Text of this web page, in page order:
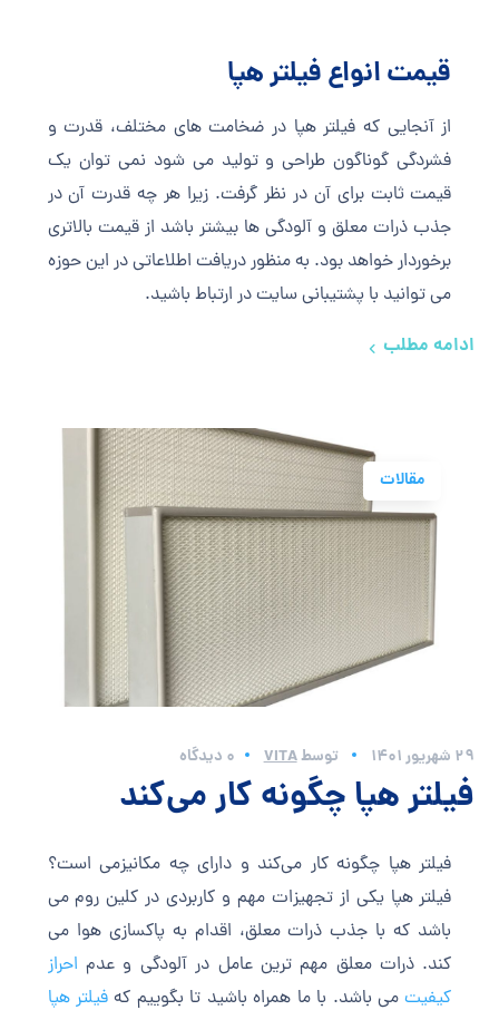
قیمت انواع فیلتر هپا
از آنجایی که فیلتر هپا در ضخامت های مختلف، قدرت و
فشردگی گوناگون طراحی و تولید می شود نمی توان یک
قیمت ثابت برای آن در نظر گرفت. زیرا هر چه قدرت آن در
جذب ذرات معلق و آلودگی ها بیشتر باشد از قیمت بالاتری
برخوردار خواهد بود. به منظور دریافت اطلاعاتی در این حوزه
می توانید با پشتیبانی سایت در ارتباط باشید.
ادامه مطلب
مقالات
29 شهریور 1401 توسطVITA 0 دیدگاه
فیلتر هپا چگونه کار می‌کند
فیلتر هپا چگونه کار می‌کند و دارای چه مکانیزمی است؟
فیلتر هپا یکی از تجهیزات مهم و کاربردی در کلین روم می
باشد که با جذب ذرات معلق، اقدام به پاکسازی هوا می
کند. ذرات معلق مهم ترین عامل در آلودگی و عدم احراز
کیفیتمی باشد. با ما همراه باشید تا بگوییم که فیلتر هپا